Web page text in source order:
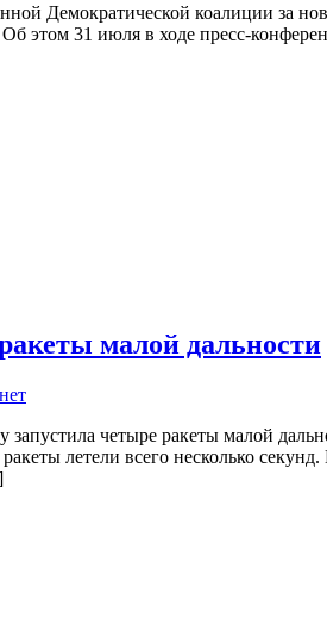
Демократической коалиции за
этом 31 июля в ходе пресс-
малой дальности
четыре ракеты малой
летели всего несколько